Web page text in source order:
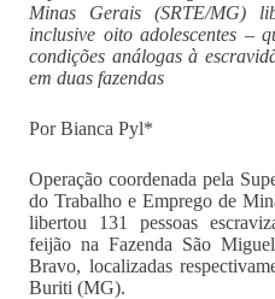
Minas Gerais (SRTE/MG)
inclusive oito adolescentes –
condições análogas à
em duas fazendas
Por Bianca Pyl*
Operação coordenada pela
do Trabalho e Emprego de
libertou 131 pessoas
feijão na Fazenda São
Bravo, localizadas
Buriti (MG).